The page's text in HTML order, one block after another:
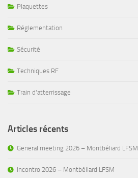
Plaquettes
Réglementation
Sécurité
Techniques RF
Train d'atterrissage
Articles récents
General meeting 2026 – Montbéliard LFSM
Incontro 2026 – Montbéliard LFSM